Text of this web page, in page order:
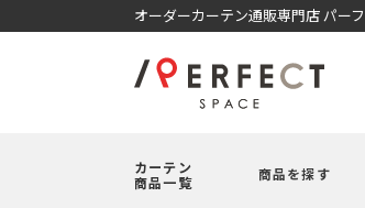
オーダーカーテン通販専門店 パー
カーテン
商品一覧
商品を探す